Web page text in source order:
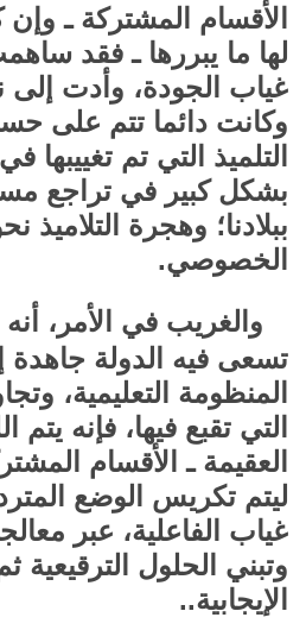
الأقسام المشتركة ـ
لها ما يبررها ـ فقد
غياب الجودة، وأدت إلى
وكانت دائما تتم على
التلميذ التي تم
بشكل كبير في تراجع
ببلادنا؛ وهجرة التلاميذ
الخصوصي.
والغريب في الأمر،
تسعى فيه الدولة جاهدة
المنظومة التعليمية،
التي تقبع فيها، فإنه يتم
العقيمة ـ الأقسام
ليتم تكريس الوضع
غياب الفاعلية، عبر
وتبني الحلول الترقيعية
الإيجابية..